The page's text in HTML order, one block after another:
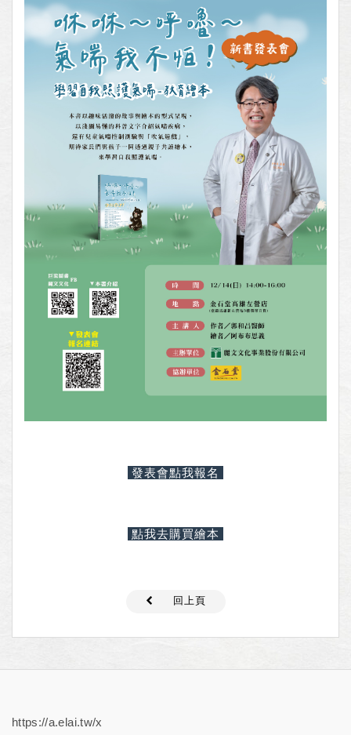
發表會點我報名
點我去購買繪本
回上頁
https://a.elai.tw/x